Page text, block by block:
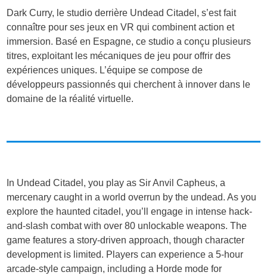
Dark Curry, le studio derrière Undead Citadel, s’est fait
connaître pour ses jeux en VR qui combinent action et
immersion. Basé en Espagne, ce studio a conçu plusieurs
titres, exploitant les mécaniques de jeu pour offrir des
expériences uniques. L’équipe se compose de
développeurs passionnés qui cherchent à innover dans le
domaine de la réalité virtuelle.
In Undead Citadel, you play as Sir Anvil Capheus, a
mercenary caught in a world overrun by the undead. As you
explore the haunted citadel, you’ll engage in intense hack-
and-slash combat with over 80 unlockable weapons. The
game features a story-driven approach, though character
development is limited. Players can experience a 5-hour
arcade-style campaign, including a Horde mode for